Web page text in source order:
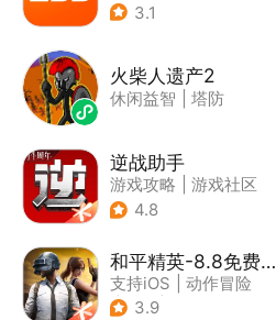
3.1
火柴人遗产2
休闲益智 塔防
逆战助手
游戏攻略
游戏社区
4.8
和平精英-8.8免费领20连抽
支持iOS
动作冒险
| PvP
3.9